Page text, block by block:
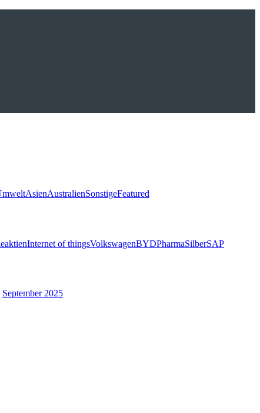
AsienAustralienSonstigeFeatured
Internet of thingsVolkswagenBYDPharmaSilberSAP
September 2025